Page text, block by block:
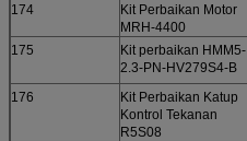
174
Kit Perbaikan Motor
MRH-4400
175
Kit perbaikan HMM5-
2.3-PN-HV279S4-B
176
Kit Perbaikan Katup
Kontrol Tekanan
R5S08